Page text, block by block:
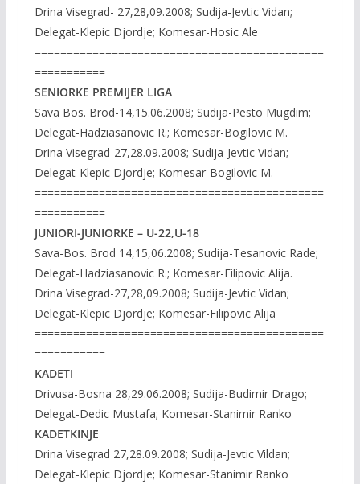
Drina Visegrad- 27,28,09.2008; Sudija-Jevtic Vidan;
Delegat-Klepic Djordje; Komesar-Hosic Ale
=============================================
===========
SENIORKE PREMIJER LIGA
Sava Bos. Brod-14,15.06.2008; Sudija-Pesto Mugdim;
Delegat-Hadziasanovic R.; Komesar-Bogilovic M.
Drina Visegrad-27,28.09.2008; Sudija-Jevtic Vidan;
Delegat-Klepic Djordje; Komesar-Bogilovic M.
=============================================
===========
JUNIORI-JUNIORKE – U-22,U-18
Sava-Bos. Brod 14,15,06.2008; Sudija-Tesanovic Rade;
Delegat-Hadziasanovic R.; Komesar-Filipovic Alija.
Drina Visegrad-27,28,09.2008; Sudija-Jevtic Vidan;
Delegat-Klepic Djordje; Komesar-Filipovic Alija
=============================================
===========
KADETI
Drivusa-Bosna 28,29.06.2008; Sudija-Budimir Drago;
Delegat-Dedic Mustafa; Komesar-Stanimir Ranko
KADETKINJE
Drina Visegrad 27,28.09.2008; Sudija-Jevtic Vildan;
Delegat-Klepic Djordje; Komesar-Stanimir Ranko